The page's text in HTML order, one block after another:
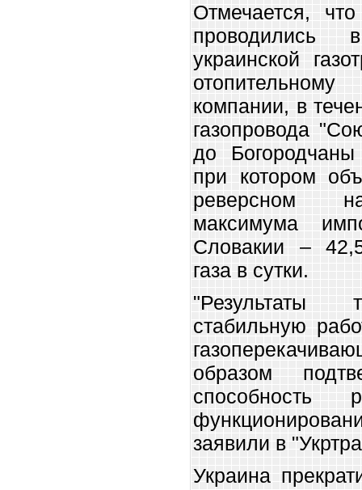
Отмечается,
проводились
украинской
компании, в
газопровода
до
при котором
реверсном
максимума
Словакии –
газа в сутки.
"Результаты
стабильную
образом
заявили в
Украина